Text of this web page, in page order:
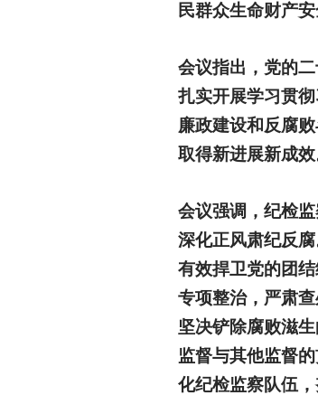
民群众生命财产安
会议指出，党的
扎实开展学习贯
廉政建设和反腐
取得新进展新成效
会议强调，纪检
深化正风肃纪反
有效捍卫党的团
专项整治，严肃
坚决铲除腐败滋
监督与其他监督
化纪检监察队伍